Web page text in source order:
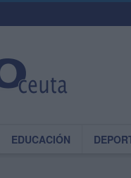
EDUCACIÓN